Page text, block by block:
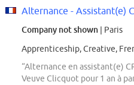
Company not shown | Paris
Apprenticeship, Creative,
“Alternance en assistant(e)
Veuve Clicquot pour 1 an à